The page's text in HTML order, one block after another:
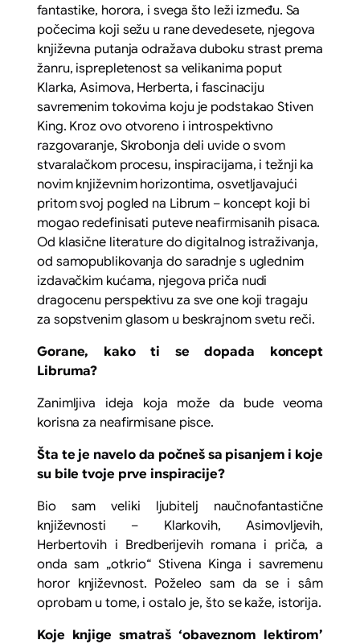
fantastike, horora, i svega što leži između. Sa
počecima koji sežu u rane devedesete, njegova
književna putanja odražava duboku strast prema
žanru, isprepletenost sa velikanima poput
Klarka, Asimova, Herberta, i fascinaciju
savremenim tokovima koju je podstakao Stiven
King. Kroz ovo otvoreno i introspektivno
razgovaranje, Skrobonja deli uvide o svom
stvaralačkom procesu, inspiracijama, i težnji ka
novim književnim horizontima, osvetljavajući
pritom svoj pogled na Librum – koncept koji bi
mogao redefinisati puteve neafirmisanih pisaca.
Od klasične literature do digitalnog istraživanja,
od samopublikovanja do saradnje s uglednim
izdavačkim kućama, njegova priča nudi
dragocenu perspektivu za sve one koji tragaju
za sopstvenim glasom u beskrajnom svetu reči.
Gorane, kako ti se dopada koncept
Libruma?
Zanimljiva ideja koja može da bude veoma
korisna za neafirmisane pisce.
Šta te je navelo da počneš sa pisanjem i koje
su bile tvoje prve inspiracije?
Bio sam veliki ljubitelj naučnofantastične
književnosti – Klarkovih, Asimovljevih,
Herbertovih i Bredberijevih romana i priča, a
onda sam „otkrio“ Stivena Kinga i savremenu
horor književnost. Poželeo sam da se i sâm
oprobam u tome, i ostalo je, što se kaže, istorija.
Koje knjige smatraš ‘obaveznom lektirom’